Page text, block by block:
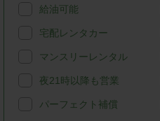
給油可能
宅配レンタカー
マンスリーレンタル
夜21時以降も営業
パーフェクト補償